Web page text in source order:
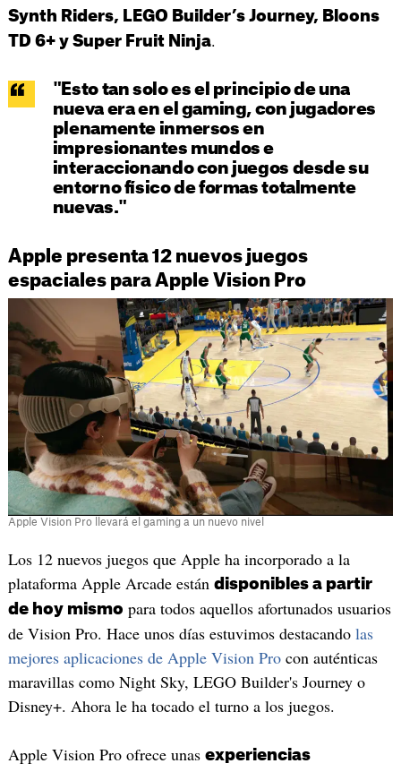
Synth Riders, LEGO Builder’s Journey, Bloons
TD 6+ y Super Fruit Ninja.
"Esto tan solo es el principio de una
nueva era en el gaming, con jugadores
plenamente inmersos en
impresionantes mundos e
interaccionando con juegos desde su
entorno físico de formas totalmente
nuevas."
Apple presenta 12 nuevos juegos
espaciales para Apple Vision Pro
Apple Vision Pro llevará el gaming a un nuevo nivel
Los 12 nuevos juegos que Apple ha incorporado a la
plataforma Apple Arcade están disponibles a partir
de hoy mismo para todos aquellos afortunados usuarios
de Vision Pro. Hace unos días estuvimos destacando las
mejores aplicaciones de Apple Vision Procon auténticas
maravillas como Night Sky, LEGO Builder's Journey o
Disney+. Ahora le ha tocado el turno a los juegos.
Apple Vision Pro ofrece unas experiencias